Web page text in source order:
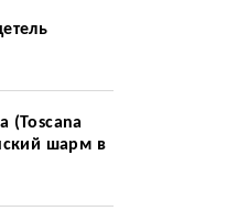
(Toscana
шарм в